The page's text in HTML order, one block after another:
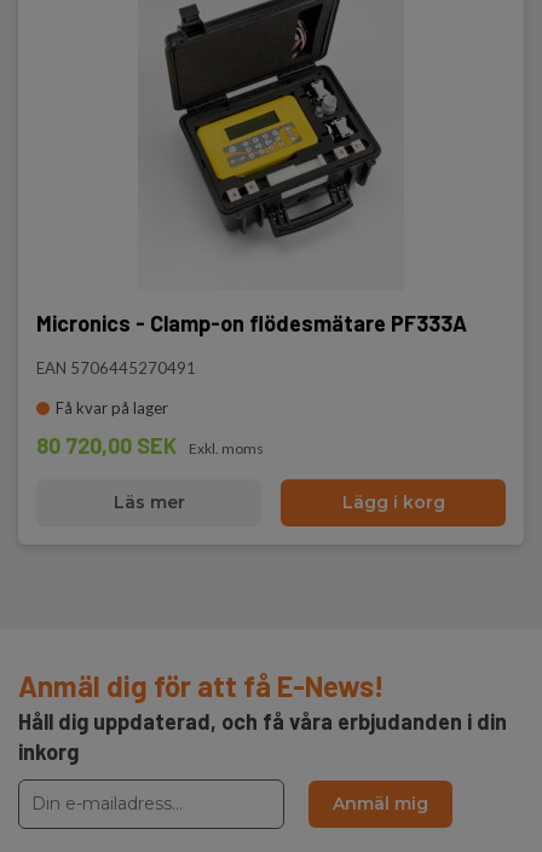
Micronics - Clamp-on flödesmätare PF333A
EAN 5706445270491
Få kvar på lager
80 720,00 SEK Exkl. moms
Läs mer Lägg i korg
Anmäl dig för att få E-News!
Håll dig uppdaterad, och få våra erbjudanden i din
inkorg
Anmäl mig